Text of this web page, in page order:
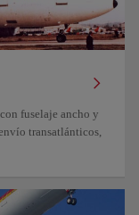
fuselaje ancho y
transatlánticos,